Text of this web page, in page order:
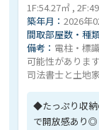
1F:54.27㎡ ,
築年月：2026年
間取部屋数・種
備考： 電柱・標
可能性があります
司法書士と土地
◆たっぷり収
で開放感あり◎